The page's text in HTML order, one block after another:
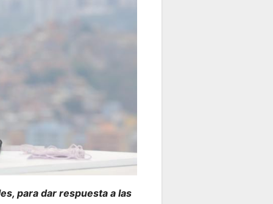
para dar respuesta a las